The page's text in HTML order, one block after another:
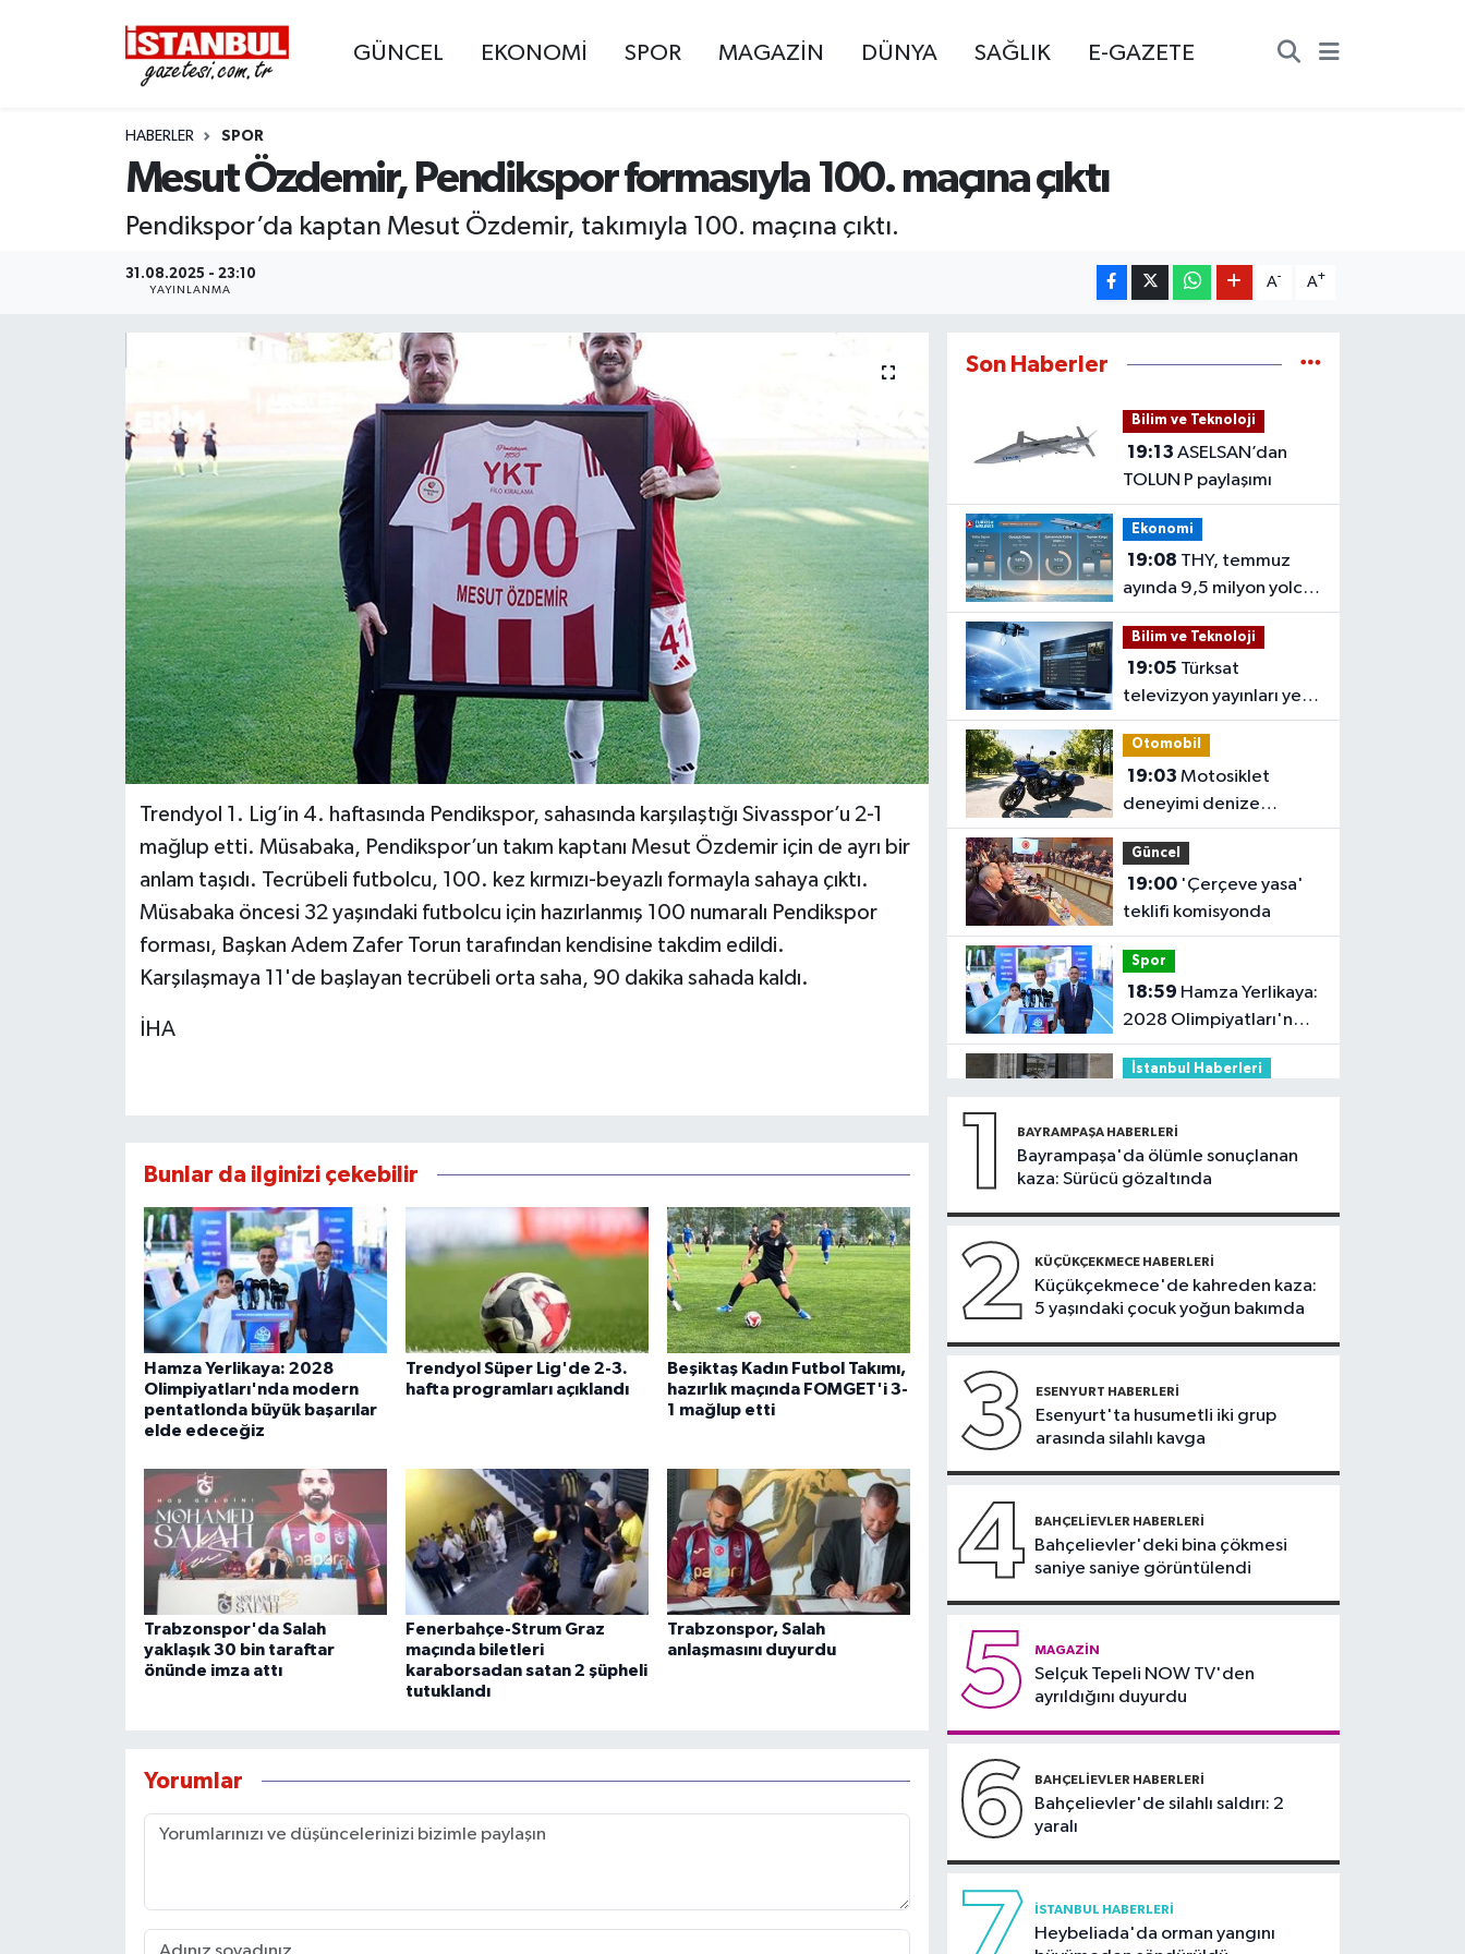
GÜNCEL EKONOMİ SPOR MAGAZİN DÜNYA SAĞLIK E-GAZETE
HABERLER SPOR
Mesut Özdemir, Pendikspor formasıyla 100. maçına çıktı
Pendikspor’da kaptan Mesut Özdemir, takımıyla 100. maçına çıktı.
31.08.2025 - 23:10
YAYINLANMA
A- A+
Trendyol 1. Lig’in 4. haftasında Pendikspor, sahasında karşılaştığı Sivasspor’u 2-1
mağlup etti. Müsabaka, Pendikspor’un takım kaptanı Mesut Özdemir için de ayrı bir
anlam taşıdı. Tecrübeli futbolcu, 100. kez kırmızı-beyazlı formayla sahaya çıktı.
Müsabaka öncesi 32 yaşındaki futbolcu için hazırlanmış 100 numaralı Pendikspor
forması, Başkan Adem Zafer Torun tarafından kendisine takdim edildi.
Karşılaşmaya 11'de başlayan tecrübeli orta saha, 90 dakika sahada kaldı.
İHA
Bunlar da ilginizi çekebilir
Hamza Yerlikaya: 2028
Olimpiyatları'nda modern
pentatlonda büyük başarılar
elde edeceğiz
Trendyol Süper Lig'de 2-3.
hafta programları açıklandı
Beşiktaş Kadın Futbol Takımı,
hazırlık maçında FOMGET'i 3-
1 mağlup etti
Trabzonspor'da Salah
yaklaşık 30 bin taraftar
önünde imza attı
Fenerbahçe-Strum Graz
maçında biletleri
karaborsadan satan 2 şüpheli
tutuklandı
Trabzonspor, Salah
anlaşmasını duyurdu
Yorumlar
Son Haberler
Bilim ve Teknoloji
19:13
TOLUN P paylaşımı
Ekonomi
19:08
ayında 9,5 milyon yolcu
taşıdı
Bilim ve Teknoloji
19:05
televizyon yayınları yeni
nesil uydulara taşınıyor
Otomobil
19:03
deneyimi denize
taşınacak
Güncel
19:00'Çerçeve yasa'
teklifi komisyonda
Spor
18:59
2028 Olimpiyatları'nda
modern pentatlonda
büyük başarılar elde
İstanbul Haberleri
Antalya plajlarını
aratmadı
Güncel
alev topuna döndü:
Trafik kilitlendi
Güncel
17:07İletişim Başkanı
Duran: Mekke Anlaşması
İstanbul Haberleri
17:00Tuzla'da 2 katlı
işçi konteynerleri
alevlere teslim oldu
1 BAYRAMPAŞA HABERLERI
Bayrampaşa'da ölümle sonuçlanan
kaza: Sürücü gözaltında
2 KÜÇÜKÇEKMECE HABERLERI
Küçükçekmece'de kahreden kaza:
5 yaşındaki çocuk yoğun bakımda
3 ESENYURT HABERLERI
Esenyurt'ta husumetli iki grup
arasında silahlı kavga
4 BAHÇELIEVLER HABERLERI
Bahçelievler'deki bina çökmesi
saniye saniye görüntülendi
5 MAGAZIN
Selçuk Tepeli NOW TV'den
ayrıldığını duyurdu
6 BAHÇELIEVLER HABERLERI
Bahçelievler'de silahlı saldırı: 2
yaralı
İSTANBUL HABERLERI
Heybeliada'da orman yangını
EKONOMİ
İSTANBUL
SAĞLIK
BİLİM VE TEKNOLOJİ
OTOMOBİL
KURUMSAL
Nöbetçi Eczaneler
Hava Durumu
Trafik Durumu